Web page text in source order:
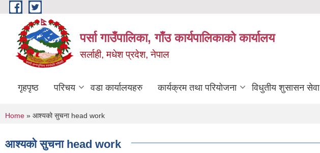
Skip to main content
पर्सा गाउँपालिका, गाँउ कार्यपालिकाको कार्यालय
सर्लाही, मधेश प्रदेश, नेपाल
गृहपृष्ठ परिचय वडा कार्यालयहरु कार्यक्रम तथा परियोजना विधुतीय शुसासन सेवा
You are here
Home » आश्यको सुचना head work
आश्यको सुचना head work